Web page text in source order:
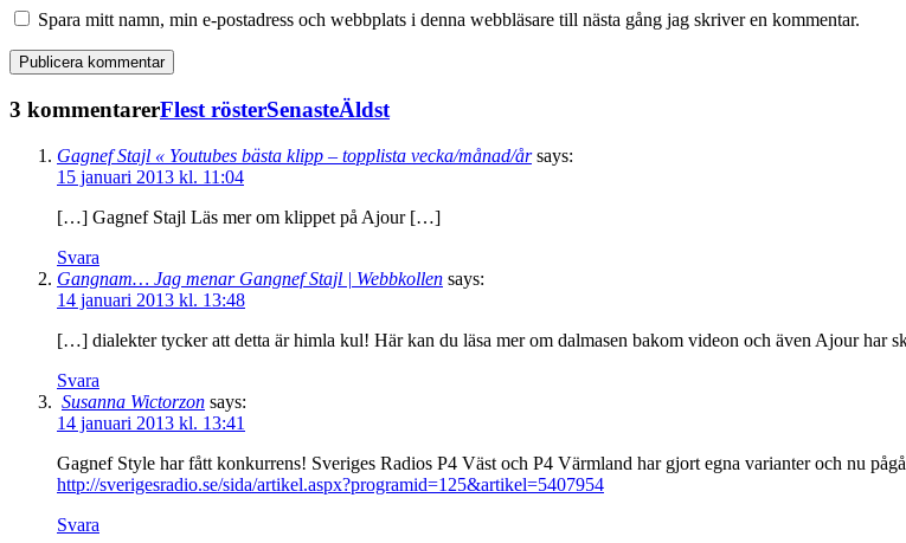
Spara mitt namn, min e-postadress och webbplats i denna webbläsare till nästa gång jag skriver en kommentar.
3 kommentarerFlest rösterSenasteÄldst
Gagnef Stajl « Youtubes bästa klipp – topplista vecka/månad/år says:
15 januari 2013 kl. 11:04
[…] Gagnef Stajl Läs mer om klippet på Ajour […]
Svara
Gangnam… Jag menar Gangnef Stajl | Webbkollen says:
14 januari 2013 kl. 13:48
[…] dialekter tycker att detta är himla kul! Här kan du läsa mer om dalmasen bakom videon och även Ajour
Svara
Susanna Wictorzon says:
14 januari 2013 kl. 13:41
Gagnef Style har fått konkurrens! Sveriges Radios P4 Väst och P4 Värmland har gjort egna varianter och nu
http://sverigesradio.se/sida/artikel.aspx?programid=125&artikel=5407954
Svara